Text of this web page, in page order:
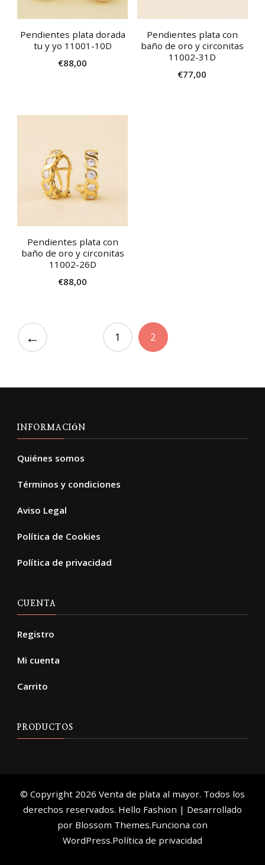
Pendientes plata dorada
tu y yo 11001-10D
€88,00
Pendientes plata con
baño de oro y circonitas
11002-31D
€77,00
Pendientes plata con
baño de oro y circonitas
11002-26D
€88,00
← 1 2
INFORMACIÓN
Quiénes somos
Términos y condiciones
Aviso Legal
Política de Cookies
Política de privacidad
CUENTA
Registro
Mi cuenta
Carrito
PRODUCTOS
© Copyright 2026 Venta de plata al mayor. Todos los
derechos reservados. Hello Fashion | Desarrollado
por Blossom Themes.Funciona con
WordPress.Política de privacidad